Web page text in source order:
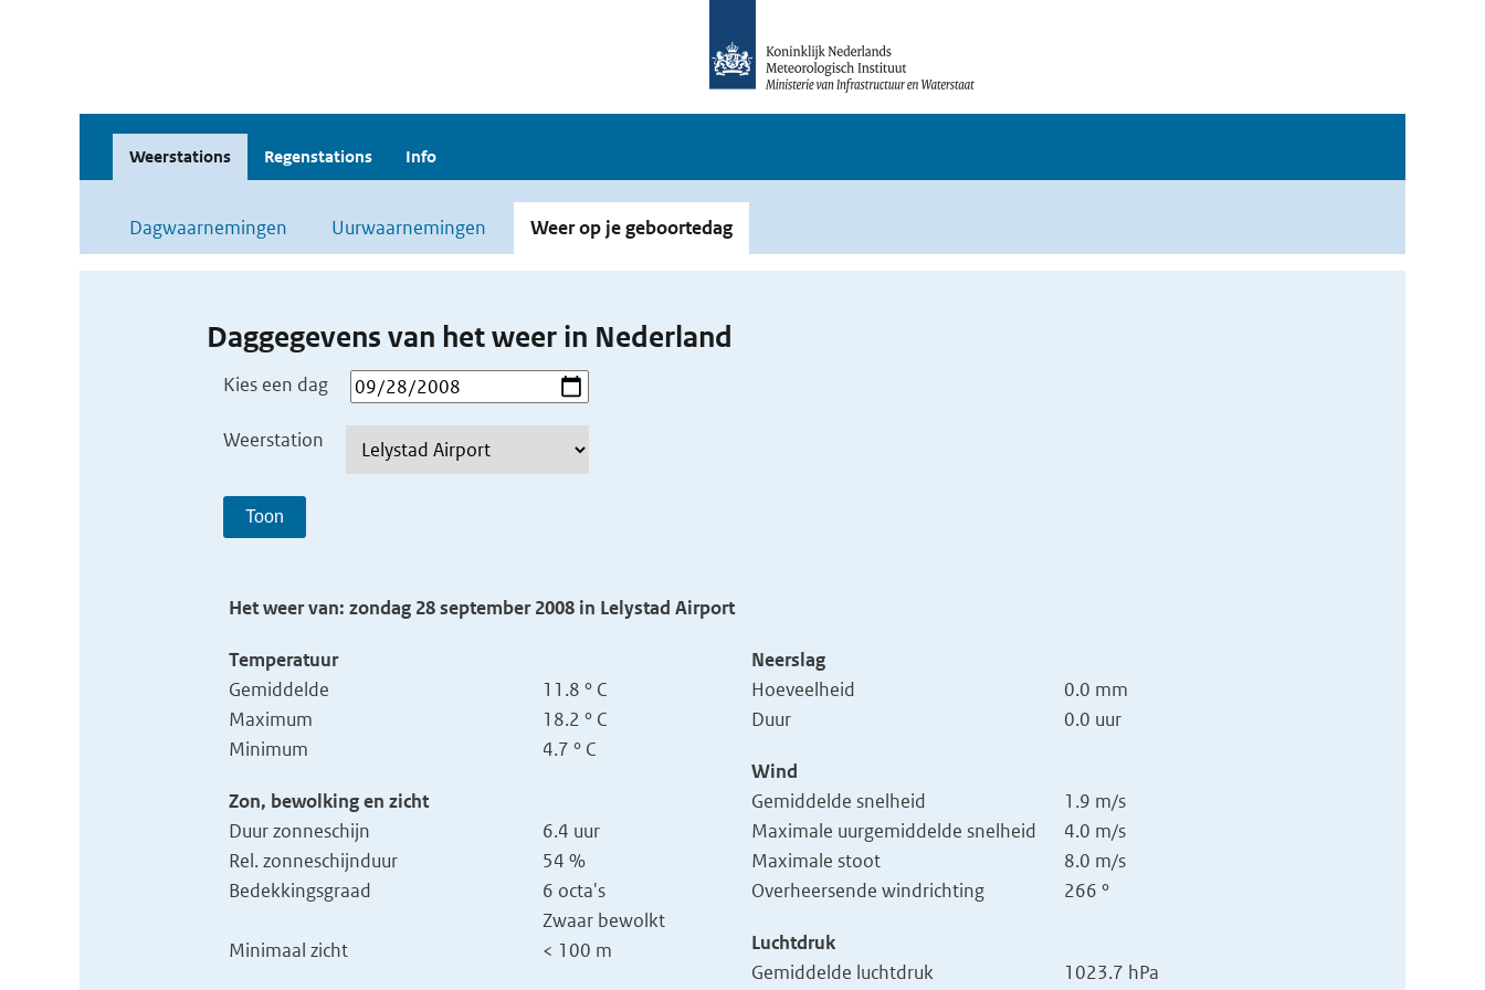
Weerstations Regenstations Info
Dagwaarnemingen Uurwaarnemingen Weer op je geboortedag
Daggegevens van het weer in Nederland
Kies een dag
Weerstation
Toon
Het weer van: zondag 28 september 2008 in Lelystad Airport
Temperatuur
Gemiddelde
11.8 ° C
Maximum
18.2 ° C
Minimum
4.7 ° C
Zon, bewolking en zicht
Duur zonneschijn
6.4 uur
Rel. zonneschijnduur
54 %
Bedekkingsgraad
6 octa's
Zwaar bewolkt
Minimaal zicht
< 100 m
Neerslag
Hoeveelheid
0.0 mm
Duur
0.0 uur
Wind
Gemiddelde snelheid
1.9 m/s
Maximale uurgemiddelde snelheid
4.0 m/s
Maximale stoot
8.0 m/s
Overheersende windrichting
266 °
Luchtdruk
Gemiddelde luchtdruk
1023.7 hPa